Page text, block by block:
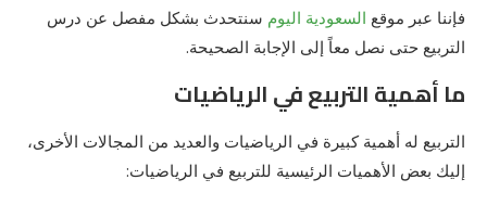
فإننا عبر موقع السعودية اليوم سنتحدث بشكل مفصل عن درس
التربيع حتى نصل معاً إلى الإجابة الصحيحة.
ما أهمية التربيع في الرياضيات
التربيع له أهمية كبيرة في الرياضيات والعديد من المجالات الأخرى،
إليك بعض الأهميات الرئيسية للتربيع في الرياضيات: